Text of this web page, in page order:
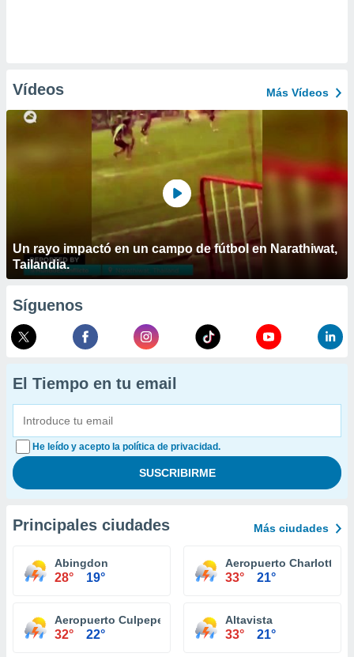
Vídeos Más Vídeos
Un rayo impactó en un campo de fútbol en Narathiwat,
Tailandia.
Síguenos
El Tiempo en tu email
He leído y acepto la política de privacidad.
Principales ciudades Más ciudades
Abingdon
28° 19°
Aeropuerto
33° 21°
Aeropuerto Culpeper
32° 22°
Altavista
33° 21°